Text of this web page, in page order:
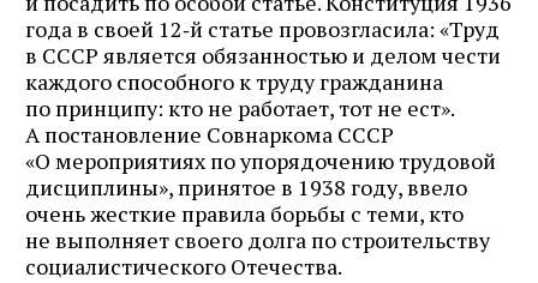
года в своей 12‑й статье провозгласила: «Труд
в СССР является обязанностью и делом чести
каждого способного к труду гражданина
по принципу: кто не работает, тот не ест».
А постановление Совнаркома СССР
«О мероприятиях по упорядочению трудовой
дисциплины», принятое в 1938 году, ввело
очень жесткие правила борьбы с теми, кто
не выполняет своего долга по строительству
социалистического Отечества.